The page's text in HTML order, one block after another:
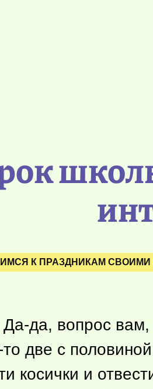
К ПРАЗДНИКАМ СВОИМИ
да, вопрос
две с
косички и